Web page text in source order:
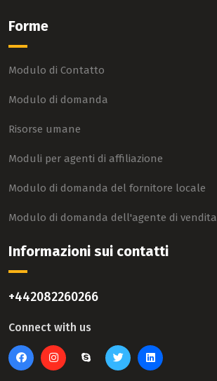
Forme
Modulo di Contatto
Modulo di domanda
Risorse umane
Moduli per agenti di affiliazione
Modulo di domanda del fornitore locale
Modulo di domanda dell'agente di vendita
Informazioni sui contatti
+442082260266
Connect with us